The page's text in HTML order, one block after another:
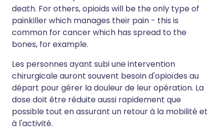
death. For others, opioids will be the only type of
painkiller which manages their pain - this is
common for cancer which has spread to the
bones, for example.
Les personnes ayant subi une intervention
chirurgicale auront souvent besoin d'opioïdes au
départ pour gérer la douleur de leur opération. La
dose doit être réduite aussi rapidement que
possible tout en assurant un retour à la mobilité et
à l'activité.